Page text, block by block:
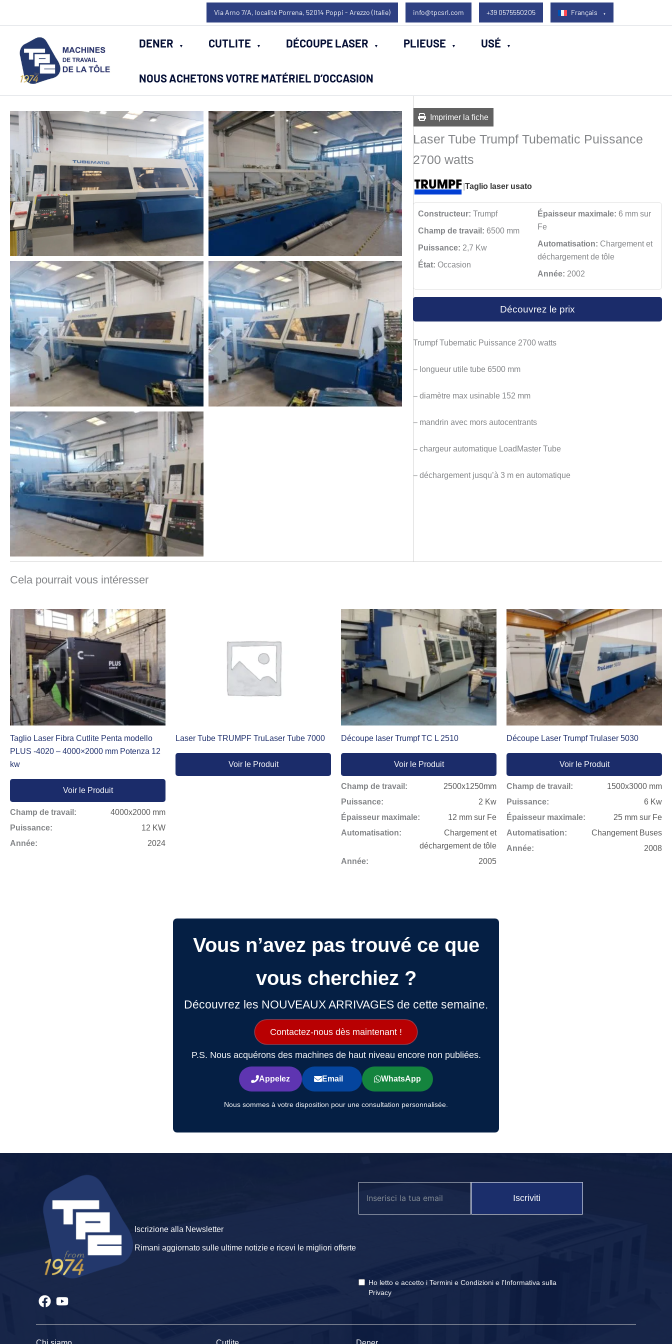
Via Arno 7/A, localité Porrena, 52014 Poppi - Arezzo (Italie) info@tpcsrl.com +39 0575550205 Français
DENER CUTLITE DÉCOUPE LASER PLIEUSE USÉ
NOUS ACHETONS VOTRE MATÉRIEL D’OCCASION
Imprimer la fiche
Laser Tube Trumpf Tubematic Puissance
2700 watts
|Taglio laser usato
Constructeur: Trumpf
Champ de travail: 6500 mm
Puissance: 2,7 Kw
État: Occasion
Épaisseur maximale: 6 mm sur
Fe
Automatisation: Chargement et
déchargement de tôle
Année: 2002
Découvrez le prix
Trumpf Tubematic Puissance 2700 watts
– longueur utile tube 6500 mm
– diamètre max usinable 152 mm
– mandrin avec mors autocentrants
– chargeur automatique LoadMaster Tube
– déchargement jusqu’à 3 m en automatique
Cela pourrait vous intéresser
Taglio Laser Fibra Cutlite Penta modello
PLUS -4020 – 4000×2000 mm Potenza 12
kw
Voir le Produit
Champ de travail:
4000x2000 mm
Puissance:
12 KW
Année:
2024
Laser Tube TRUMPF TruLaser Tube 7000
Voir le Produit
Découpe laser Trumpf TC L 2510
Voir le Produit
Champ de travail:
2500x1250mm
Puissance:
2 Kw
Épaisseur maximale:
12 mm sur Fe
Automatisation:
Chargement et
déchargement de tôle
Année:
2005
Découpe Laser Trumpf Trulaser 5030
Voir le Produit
Champ de travail:
1500x3000 mm
Puissance:
6 Kw
Épaisseur maximale:
25 mm sur Fe
Automatisation:
Changement Buses
Année:
2008
Vous n’avez pas trouvé ce que
vous cherchiez ?
Découvrez les NOUVEAUX ARRIVAGES de cette semaine.
Contactez-nous dès maintenant !
P.S. Nous acquérons des machines de haut niveau encore non publiées.
Appelez Email WhatsApp
Nous sommes à votre disposition pour une consultation personnalisée.
Iscrizione alla Newsletter
Rimani aggiornato sulle ultime notizie e ricevi le migliori offerte
Iscriviti
Ho letto e accetto iTermini e Condizioni e l'Informativa sulla
Privacy